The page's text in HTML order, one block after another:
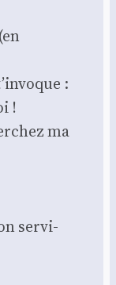
:
!
ma
ser­vi­